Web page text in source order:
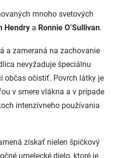
mnoho svetových
Hendry a Ronnie O’Sullivan.
a zameraná na zachovanie
nevyžaduje špeciálnu
občas očistiť. Povrch látky je
v smere vlákna a v prípade
intenzívneho používania
získať nielen špičkový
umelecké dielo, ktoré je